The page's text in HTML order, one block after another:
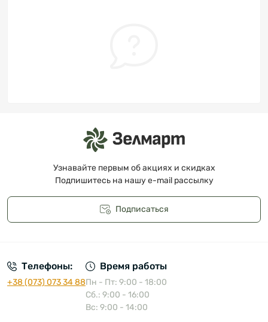
Узнавайте первым об акциях и скидках
Подпишитесь на нашу e-mail рассылку
Подписаться
Телефоны:
+38 (073) 073 34 88
Время работы
Пн - Пт: 9:00 - 18:00
Сб.: 9:00 - 16:00
Вс: 9:00 - 14:00